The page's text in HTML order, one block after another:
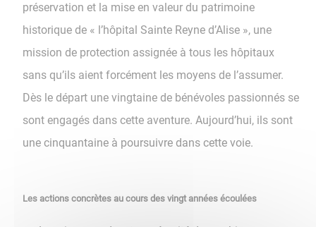
préservation et la mise en valeur du patrimoine
historique de « l’hôpital Sainte Reyne d’Alise », une
mission de protection assignée à tous les hôpitaux
sans qu’ils aient forcément les moyens de l’assumer.
Dès le départ une vingtaine de bénévoles passionnés se
sont engagés dans cette aventure. Aujourd’hui, ils sont
une cinquantaine à poursuivre dans cette voie.
Les actions concrètes au cours des vingt années écoulées